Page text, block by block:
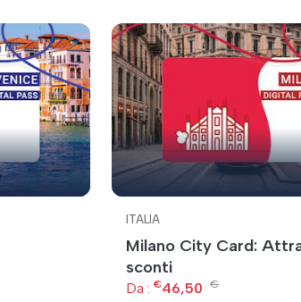
ITALIA
Milano City Card:
sconti
Da : €46,50 €